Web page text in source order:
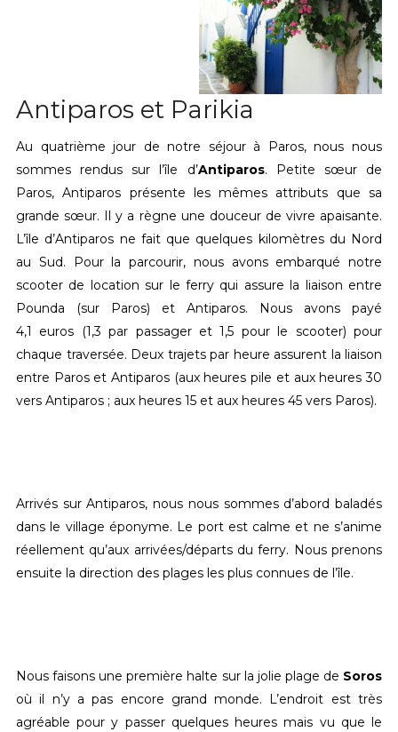
Antiparos et Parikia
Au quatrième jour de notre séjour à Paros, nous nous
sommes rendus sur l’île d’Antiparos. Petite sœur de
Paros, Antiparos présente les mêmes attributs que sa
grande sœur. Il y a règne une douceur de vivre apaisante.
L’île d’Antiparos ne fait que quelques kilomètres du Nord
au Sud. Pour la parcourir, nous avons embarqué notre
scooter de location sur le ferry qui assure la liaison entre
Pounda (sur Paros) et Antiparos. Nous avons payé
4,1 euros (1,3 par passager et 1,5 pour le scooter) pour
chaque traversée. Deux trajets par heure assurent la liaison
entre Paros et Antiparos (aux heures pile et aux heures 30
vers Antiparos ; aux heures 15 et aux heures 45 vers Paros).
Arrivés sur Antiparos, nous nous sommes d’abord baladés
dans le village éponyme. Le port est calme et ne s’anime
réellement qu’aux arrivées/départs du ferry. Nous prenons
ensuite la direction des plages les plus connues de l’île.
Nous faisons une première halte sur la jolie plage de Soros
où il n’y a pas encore grand monde. L’endroit est très
agréable pour y passer quelques heures mais vu que le